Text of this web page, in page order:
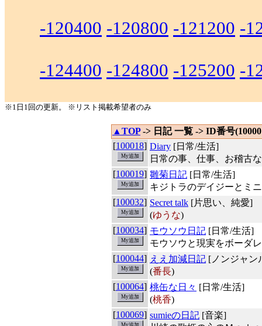
-120400 -120800 -121200 -
-124400 -124800 -125200 -
※1日1回の更新。 ※リスト掲載希望者のみ
▲TOP-> 日記 一覧 -> ID番号
[100018] Diary [日常/生活]
日常の事、仕事、お稽古
[100019] 雛菊日記 [日常/生活]
キジトラのデイジーとミ
[100032] Secret talk [片思い、純愛]
(ゆうな)
[100034] モウソウ日記 [日常/生活]
モウソウと現実をボーダ
[100044] ええ加減日記 [ノンジャン
(番長)
[100064] 桃缶な日々 [日常/生活]
(桃香)
[100069] sumieの日記 [音楽]